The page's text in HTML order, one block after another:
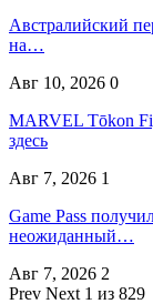
Австралийский
на…
Авг 10, 2026 0
MARVEL Tōkon
здесь
Авг 7, 2026 1
Game Pass
неожиданный…
Авг 7, 2026 2
Prev Next 1 из 829